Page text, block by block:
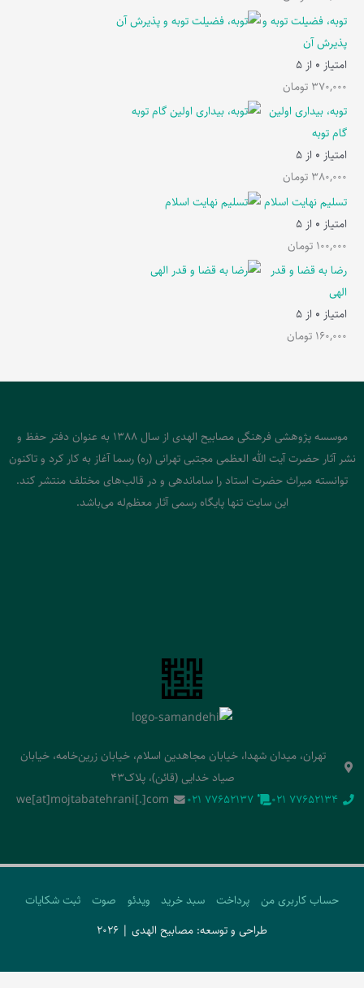
توبه، فضیلت توبه و
پذیرش آن
امتیاز 0 از 5
370,000 تومان
توبه، بیداری اولین
گام توبه
امتیاز 0 از 5
380,000 تومان
تسلیم نهایت اسلام
امتیاز 0 از 5
100,000 تومان
رضا به قضا و قدر
الهی
امتیاز 0 از 5
160,000 تومان
موسسه پژوهشی فرهنگی مصابیح الهدی از سال 1388 به عنوان دفتر حفظ و
نشر آثار حضرت آیت الله العظمی مجتبی تهرانی (ره) رسما آغاز به کار کرد و تاکنون
توانسته میراث حضرت استاد را ساماندهی و در قالب‌های مختلف منتشر کند.
این سایت تنها پایگاه رسمی آثار معظم‌له می‌باشد.
تهران، میدان شهدا، خیابان مجاهدین اسلام، خیابان زرین‌خامه، خیابان
صیاد خدایی (قائن)، پلاک43
‭021 77652134‬
‭021 77652137‬
we[at]mojtabatehrani[.]com
حساب کاربری من پرداخت سبد خرید ویدئو صوت
ثبت شکایات
طراحی و توسعه: مصابیح الهدی | 2026